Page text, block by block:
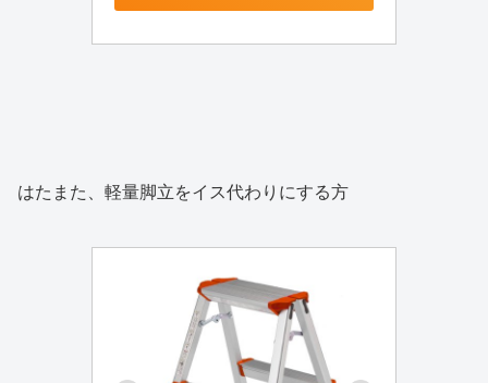
はたまた、軽量脚立をイス代わりにする方